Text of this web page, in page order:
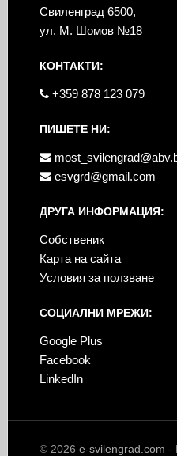
Свиленград 6500,
ул. М. Шомов №18
КОНТАКТИ:
+359 878 123 079
ПИШЕТЕ НИ:
esvgrd@gmail.com
ДРУГА ИНФОРМАЦИЯ:
Собственик
Карта на сайта
Условия за ползване
СОЦИАЛНИ МРЕЖИ:
Google Plus
Facebook
LinkedIn
© 2026e-svilengrad.com -